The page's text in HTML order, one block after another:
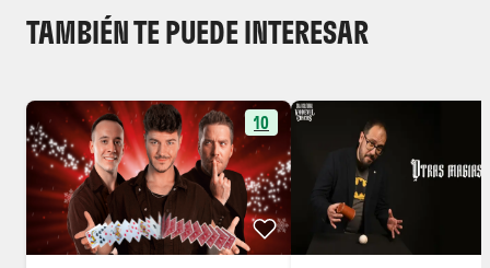
TAMBIÉN TE PUEDE INTERESAR
10